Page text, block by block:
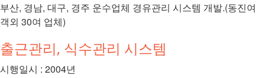
부산, 경남, 대구, 경주 운수업체 경유관리 시스템 개발.(동진여
객외 30여 업체)
출근관리, 식수관리 시스템
시행일시 : 2004년